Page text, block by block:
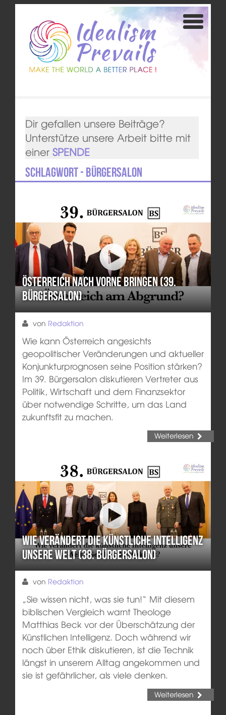
Dir gefallen unsere Beiträge?
Unterstütze unsere Arbeit bitte mit
einer SPENDE
Schlagwort - Bürgersalon
Österreich nach vorne bringen (39.
Bürgersalon)
von Redaktion
Wie kann Österreich angesichts
geopolitischer Veränderungen und aktueller
Konjunkturprognosen seine Position stärken?
Im 39. Bürgersalon diskutieren Vertreter aus
Politik, Wirtschaft und dem Finanzsektor
über notwendige Schritte, um das Land
zukunftsfit zu machen.
Weiterlesen
Wie verändert die künstliche Intelligenz
unsere Welt (38. Bürgersalon)
von Redaktion
„Sie wissen nicht, was sie tun!“ Mit diesem
biblischen Vergleich warnt Theologe
Matthias Beck vor der Überschätzung der
Künstlichen Intelligenz. Doch während wir
noch über Ethik diskutieren, ist die Technik
längst in unserem Alltag angekommen und
sie ist gefährlicher, als viele denken.
Weiterlesen